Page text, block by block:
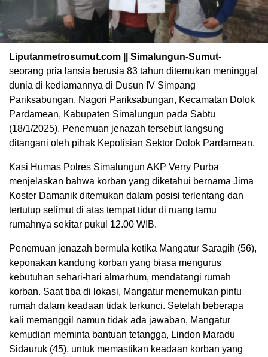
Liputanmetrosumut.com || Simalungun-Sumut-
seorang pria lansia berusia 83 tahun ditemukan meninggal
dunia di kediamannya di Dusun IV Simpang
Pariksabungan, Nagori Pariksabungan, Kecamatan Dolok
Pardamean, Kabupaten Simalungun pada Sabtu
(18/1/2025). Penemuan jenazah tersebut langsung
ditangani oleh pihak Kepolisian Sektor Dolok Pardamean.
Kasi Humas Polres Simalungun AKP Verry Purba
menjelaskan bahwa korban yang diketahui bernama Jima
Koster Damanik ditemukan dalam posisi terlentang dan
tertutup selimut di atas tempat tidur di ruang tamu
rumahnya sekitar pukul 12.00 WIB.
Penemuan jenazah bermula ketika Mangatur Saragih (56),
keponakan kandung korban yang biasa mengurus
kebutuhan sehari-hari almarhum, mendatangi rumah
korban. Saat tiba di lokasi, Mangatur menemukan pintu
rumah dalam keadaan tidak terkunci. Setelah beberapa
kali memanggil namun tidak ada jawaban, Mangatur
kemudian meminta bantuan tetangga, Lindon Maradu
Sidauruk (45), untuk memastikan keadaan korban yang